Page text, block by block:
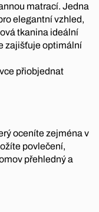
matrací. Jedna
elegantní vzhled,
tkanina ideální
zajišťuje optimální
přiobjednat
oceníte zejména v
povlečení,
přehledný a